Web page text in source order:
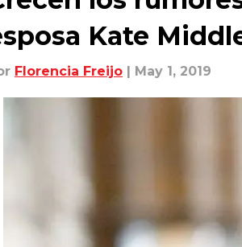
Kate
Florencia Freijo | May 1, 2019